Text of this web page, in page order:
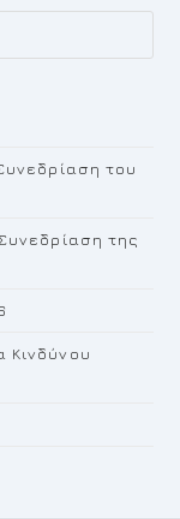
του
της
Κινδύνου